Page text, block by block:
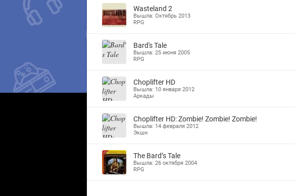
Wasteland 2
Вышла: Октябрь 2013
RPG
Bard's Tale
Вышла: 25 июня 2005
RPG
Choplifter HD
Вышла: 10 января 2012
Аркады
Choplifter HD: Zombie! Zombie! Zombie!
Вышла: 14 февраля 2012
Экшн
The Bard’s Tale
Вышла: 26 октября 2004
RPG